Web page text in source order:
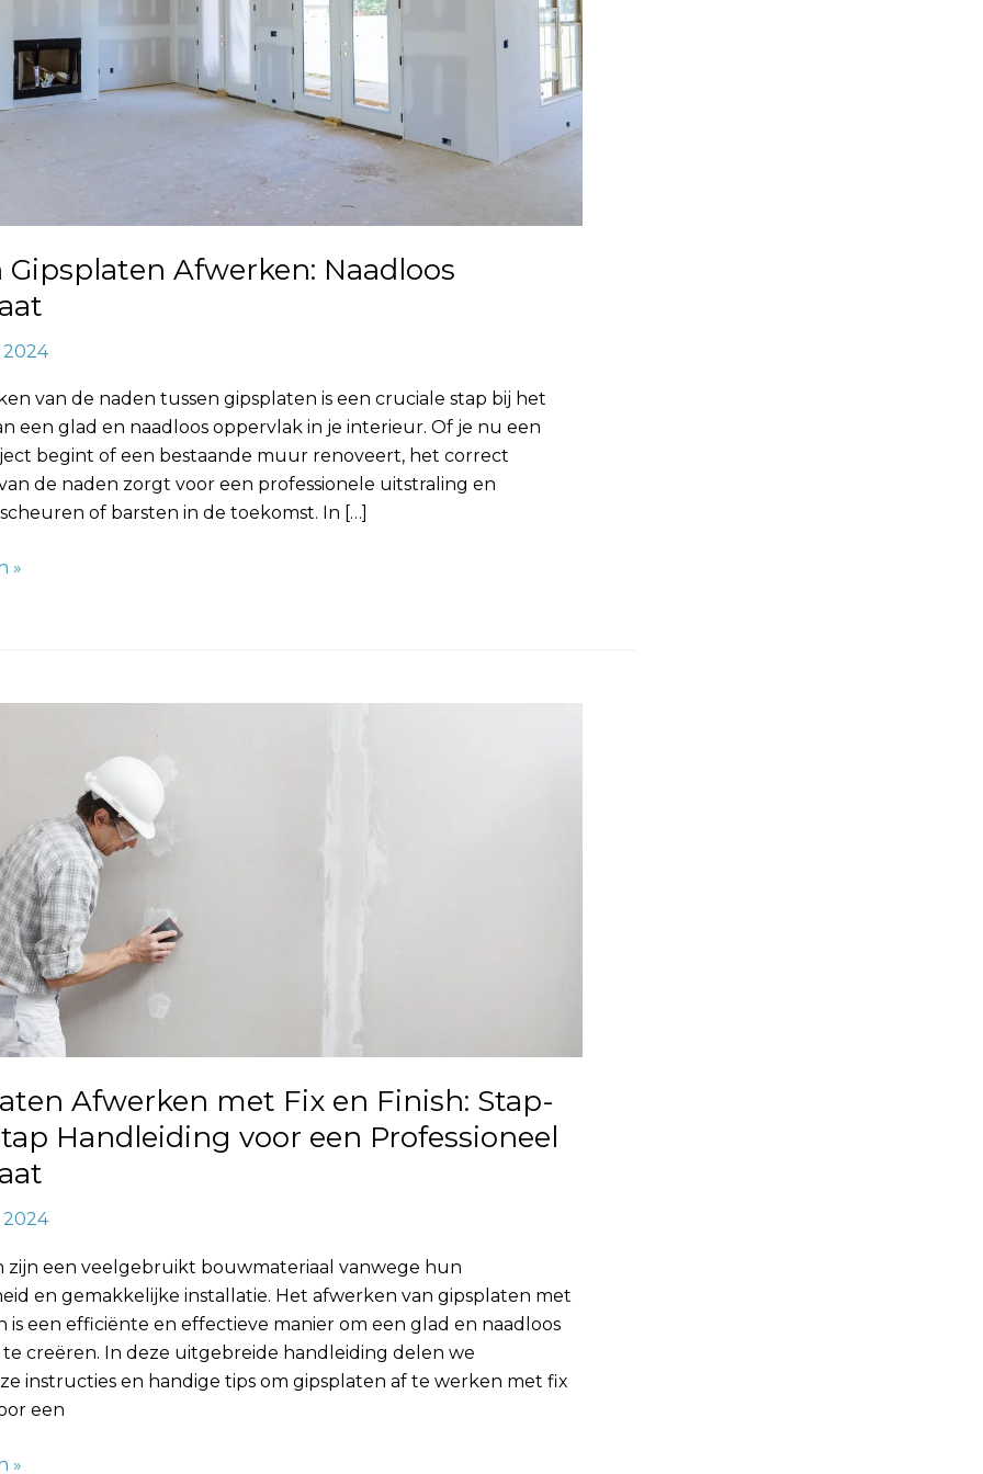
Gipsplaten Afwerken: Naadloos
van de naden tussen gipsplaten is een cruciale stap bij het
een glad en naadloos oppervlak in je interieur. Of je nu een
begint of een bestaande muur renoveert, het correct
de naden zorgt voor een professionele uitstraling en
of barsten in de toekomst. In […]
»
Afwerken met Fix en Finish: Stap-
Handleiding voor een Professioneel
zijn een veelgebruikt bouwmateriaal vanwege hun
en gemakkelijke installatie. Het afwerken van gipsplaten met
is een efficiënte en effectieve manier om een glad en naadloos
creëren. In deze uitgebreide handleiding delen we
instructies en handige tips om gipsplaten af te werken met fix
een
»